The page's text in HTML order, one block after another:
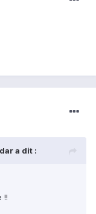
a dit :
!!